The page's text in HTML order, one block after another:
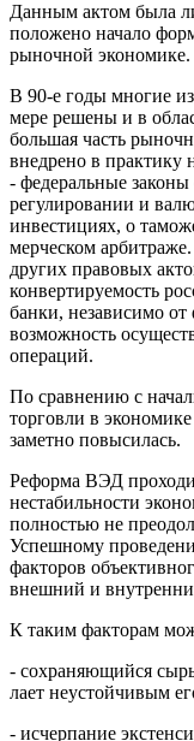
Данным актом была
положено начало
рыночной экономике.
В 90-е годы многие
мере решены и в
большая часть
внедрено в практику
- федеральные
регулировании и
инвестициях, о
мерческом
других пра­вовых
конвертируемость
банки, независимо
возможность
операций.
По сравнению с
торговли в
заметно повы­силась.
Реформа ВЭД
нестабильности
полностью не
Успешному
факторов
внешний и
К таким факторам
- сохраняющийся
лает неустойчивым
- исчерпание